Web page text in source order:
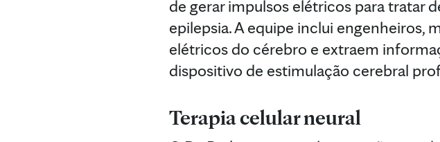
de gerar impulsos elétricos para tratar
epilepsia. A equipe inclui engenheiros,
elétricos do cérebro e extraem
dispositivo de estimulação cerebral
Terapia celular neural